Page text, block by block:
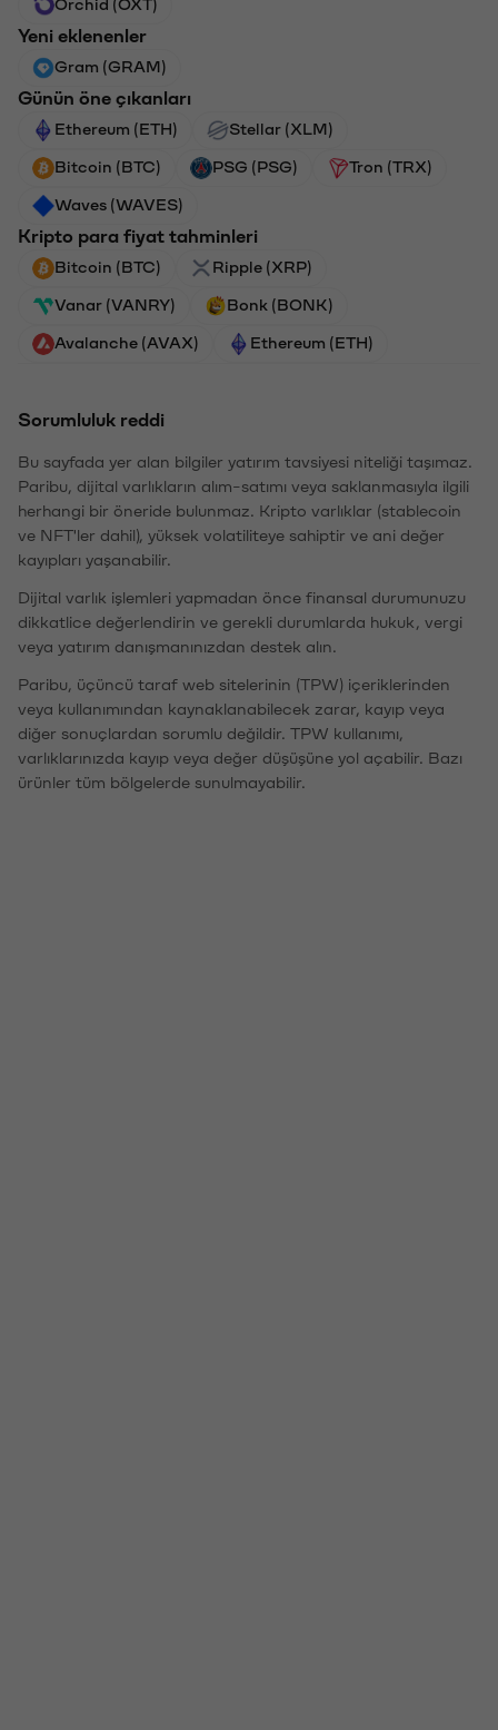
Yeni eklenenler
Gram (GRAM)
Günün öne çıkanları
Ethereum (ETH) Stellar (XLM)
Bitcoin (BTC) PSG (PSG) Tron (TRX)
Waves (WAVES)
Kripto para fiyat tahminleri
Bitcoin (BTC) Ripple (XRP)
Vanar (VANRY) Bonk (BONK)
Avalanche (AVAX) Ethereum (ETH)
Sorumluluk reddi
Bu sayfada yer alan bilgiler yatırım tavsiyesi niteliği taşımaz.
Paribu, dijital varlıkların alım-satımı veya saklanmasıyla ilgili
herhangi bir öneride bulunmaz. Kripto varlıklar (stablecoin
ve NFT'ler dahil), yüksek volatiliteye sahiptir ve ani değer
kayıpları yaşanabilir.
Dijital varlık işlemleri yapmadan önce finansal durumunuzu
dikkatlice değerlendirin ve gerekli durumlarda hukuk, vergi
veya yatırım danışmanınızdan destek alın.
Paribu, üçüncü taraf web sitelerinin (TPW) içeriklerinden
veya kullanımından kaynaklanabilecek zarar, kayıp veya
diğer sonuçlardan sorumlu değildir. TPW kullanımı,
varlıklarınızda kayıp veya değer düşüşüne yol açabilir. Bazı
ürünler tüm bölgelerde sunulmayabilir.